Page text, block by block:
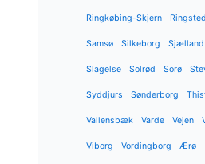
Ringkøbing-Skjern Ringsted
Samsø Silkeborg Sjælland
Slagelse Solrød Sorø
Syddjurs Sønderborg
Vallensbæk Varde Vejen
Viborg Vordingborg Ærø